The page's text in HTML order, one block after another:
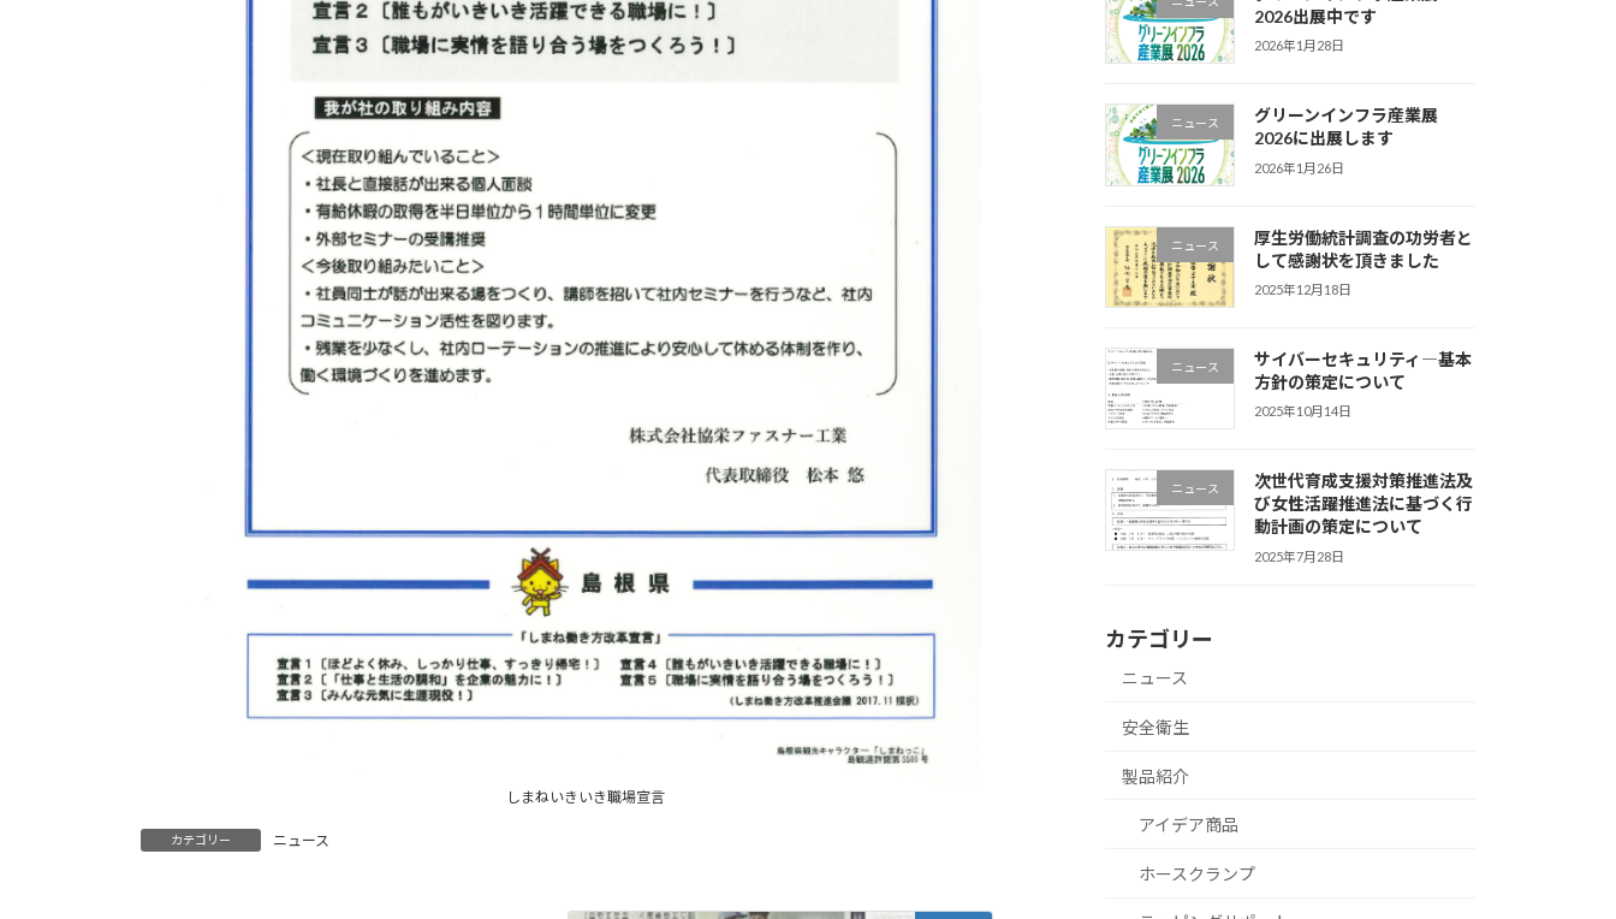
しまねいきいき職場宣言
カテゴリー ニュース
2026出展中です
2026年1月28日
ニュース
グリーンインフラ産業展
2026に出展します
2026年1月26日
ニュース
厚生労働統計調査の功労者と
して感謝状を頂きました
2025年12月18日
ニュース
サイバーセキュリティ―基本
方針の策定について
2025年10月14日
ニュース
次世代育成支援対策推進法及
び女性活躍推進法に基づく行
動計画の策定について
2025年7月28日
カテゴリー
ニュース
安全衛生
製品紹介
アイデア商品
ホースクランプ